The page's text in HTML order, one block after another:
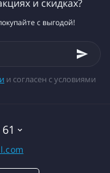
и скидках?
с выгодой!
и согласен с условиями